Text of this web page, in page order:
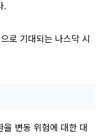
.
로 기대되는 나스닥 시
변동 위험에 대한 대